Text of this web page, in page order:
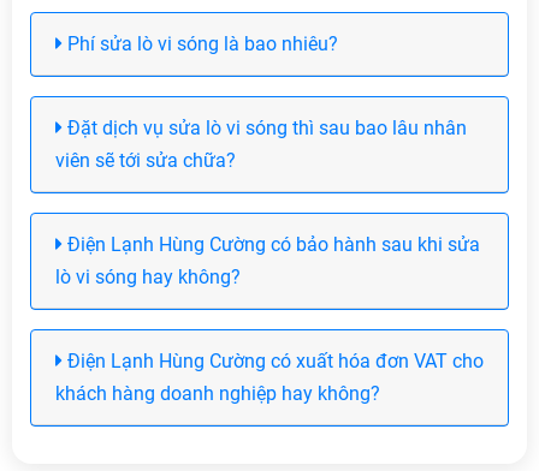
Phí sửa lò vi sóng là bao nhiêu?
Đặt dịch vụ sửa lò vi sóng thì sau bao lâu nhân
viên sẽ tới sửa chữa?
Điện Lạnh Hùng Cường có bảo hành sau khi sửa
lò vi sóng hay không?
Điện Lạnh Hùng Cường có xuất hóa đơn VAT cho
khách hàng doanh nghiệp hay không?